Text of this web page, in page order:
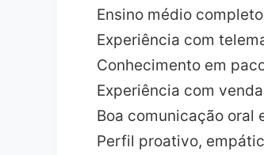
Ensino médio completo
Experiência com
Conhecimento em
Experiência com
Boa comunicação oral
Perfil proativo,